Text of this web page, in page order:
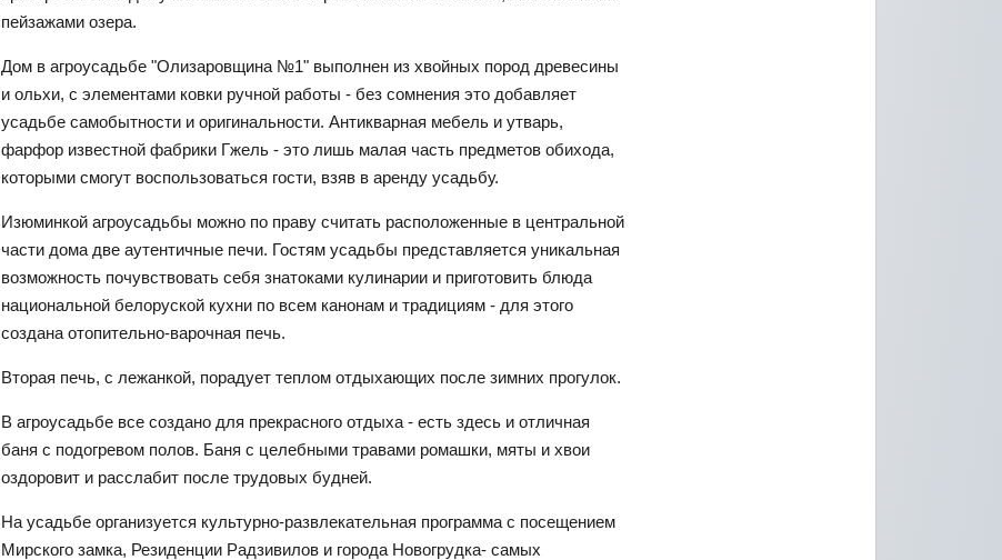
пейзажами озера.
Дом в агроусадьбе "Олизаровщина №1" выполнен из хвойных пород древесины
и ольхи, с элементами ковки ручной работы - без сомнения это добавляет
усадьбе самобытности и оригинальности. Антикварная мебель и утварь,
фарфор известной фабрики Гжель - это лишь малая часть предметов обихода,
которыми смогут воспользоваться гости, взяв в аренду усадьбу.
Изюминкой агроусадьбы можно по праву считать расположенные в центральной
части дома две аутентичные печи. Гостям усадьбы представляется уникальная
возможность почувствовать себя знатоками кулинарии и приготовить блюда
национальной белоруской кухни по всем канонам и традициям - для этого
создана отопительно-варочная печь.
Вторая печь, с лежанкой, порадует теплом отдыхающих после зимних прогулок.
В агроусадьбе все создано для прекрасного отдыха - есть здесь и отличная
баня с подогревом полов. Баня с целебными травами ромашки, мяты и хвои
оздоровит и расслабит после трудовых будней.
На усадьбе организуется культурно-развлекательная программа с посещением
Мирского замка, Резиденции Радзивилов и города Новогрудка- самых